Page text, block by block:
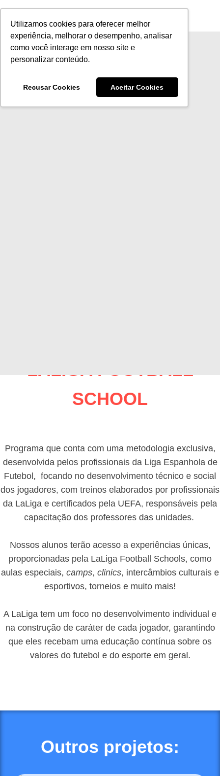
Utilizamos cookies para oferecer melhor
experiência, melhorar o desempenho, analisar
como você interage em nosso site e
personalizar conteúdo.
Recusar Cookies Aceitar Cookies
conteúdo
LALIGA FOOTBALL
SCHOOL
Programa que conta com uma metodologia exclusiva,
desenvolvida pelos profissionais da Liga Espanhola de
Futebol, focando no desenvolvimento técnico e social
dos jogadores, com treinos elaborados por profissionais
da LaLiga e certificados pela UEFA, responsáveis pela
capacitação dos professores das unidades.
Nossos alunos terão acesso a experiências únicas,
proporcionadas pela LaLiga Football Schools, como
aulas especiais, camps, clinics, intercâmbios culturais e
esportivos, torneios e muito mais!
A LaLiga tem um foco no desenvolvimento individual e
na construção de caráter de cada jogador, garantindo
que eles recebam uma educação contínua sobre os
valores do futebol e do esporte em geral.
Outros projetos: